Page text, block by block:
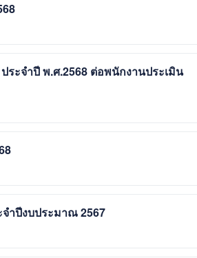
ระจำปี พ.ศ.2568 ต่อพนักงานประเมิน
ำปีงบประมาณ 2567